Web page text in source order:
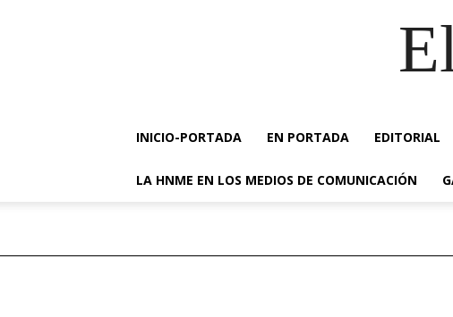
INICIO-PORTADA EN PORTADA EDITORIAL
LA HNME EN LOS MEDIOS DE COMUNICACIÓN